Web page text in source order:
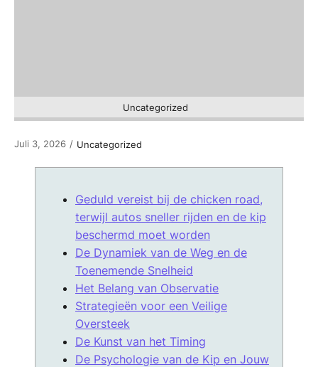
Uncategorized
Juli 3, 2026 / Uncategorized
Geduld vereist bij de chicken road,
terwijl autos sneller rijden en de kip
beschermd moet worden
De Dynamiek van de Weg en de
Toenemende Snelheid
Het Belang van Observatie
Strategieën voor een Veilige
Oversteek
De Kunst van het Timing
De Psychologie van de Kip en Jouw